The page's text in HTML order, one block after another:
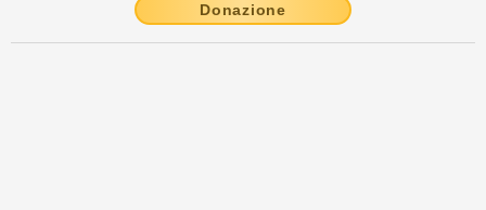
Donazione